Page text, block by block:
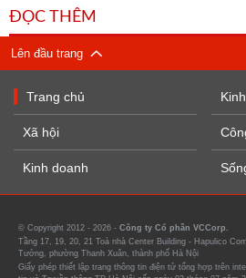
ĐỌC THÊM
Lên đầu trang
Trang chủ
Xã hội
Kinh doanh
© Copyright 2012 - 2026 - Công ty Cổ phần VCCorp.
Tầng 17, 19, 20, 21 Toà nhà Center Building - Hapulico
Tưởng, phường Thanh Xuân, thành phố Hà Nội
Giấy phép thiết lập trang thông tin điện tử tổng hợp trên